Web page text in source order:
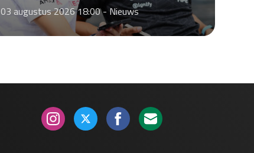
03 augustus 2026 18:00 -Nieuws